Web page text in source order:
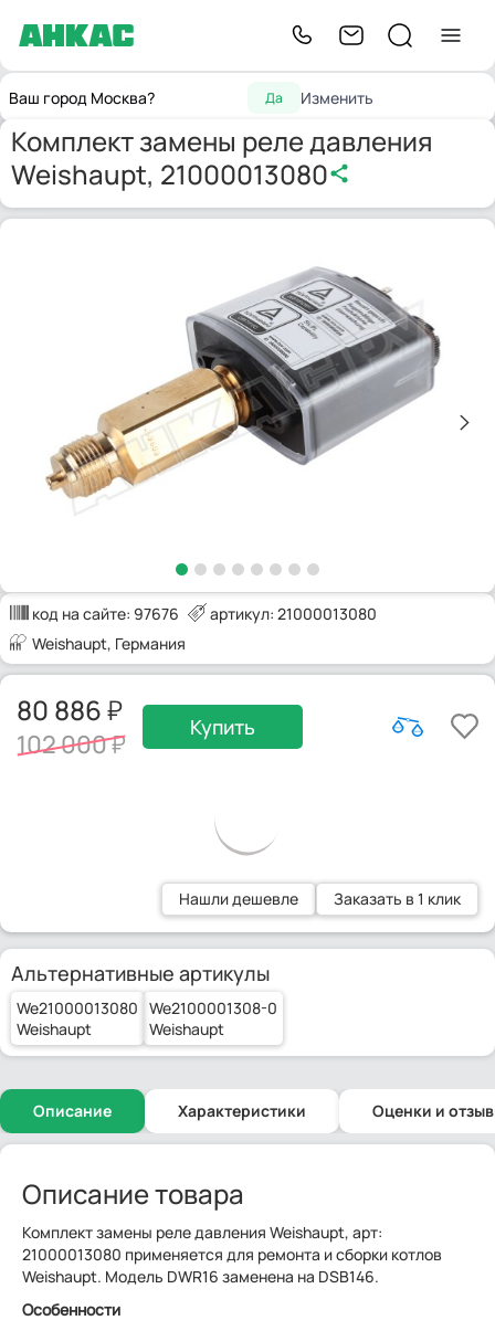
Ваш город Москва? Да Изменить
Главнаягорелок
Weishaupt, 21000013080
Комплект замены реле давления
Weishaupt, 21000013080
код на сайте: 97676
артикул: 21000013080
Weishaupt, Германия
80 886
102 000
Купить
Нашли дешевле Заказать в 1 клик
Альтернативные артикулы
We21000013080
Weishaupt
We2100001308-0
Weishaupt
Описание Характеристики Оценки и
Описание товара
Комплект замены реле давления Weishaupt, арт:
21000013080 применяется для ремонта и сборки котлов
Weishaupt. Модель DWR16 заменена на DSB146.
Особенности